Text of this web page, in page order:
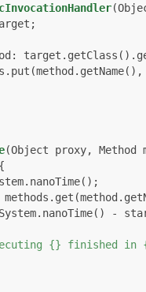
(Object proxy, Method
-
{} finished in